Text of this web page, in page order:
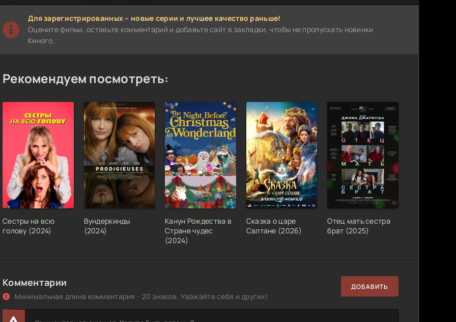
Для зарегистрированных – новые серии и лучшее качество раньше!
Оцените фильм, оставьте комментарий и добавьте сайт в закладки, чтобы не пропускать новинки
Киного.
Рекомендуем посмотреть:
Сестры на всю
голову (2024)
Вундеркинды
(2024)
Канун Рождества в
Стране чудес
(2024)
Сказка о царе
Салтане (2026)
Отец мать сестра
брат (2025)
Комментарии
Минимальная длина комментария - 20 знаков. Уважайте себя и других!
ДОБАВИТЬ